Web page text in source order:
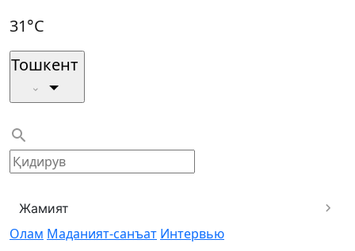
31°C
Тошкент
Жамият
Олам Маданият-санъат Интервью